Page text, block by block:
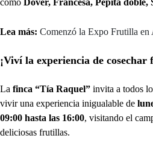
como Dóver, Francesa, Pepita
Lea más: Comenzó la Expo Frutilla en
¡Viví la experiencia de
La finca “Tía Raquel” invita a todos
vivir una experiencia inigualable de
09:00 hasta las 16:00, visitando el
deliciosas frutillas.